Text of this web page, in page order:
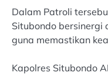
Dalam Patroli
Situbondo bersinergi
guna memastikan
Kapolres Situbondo